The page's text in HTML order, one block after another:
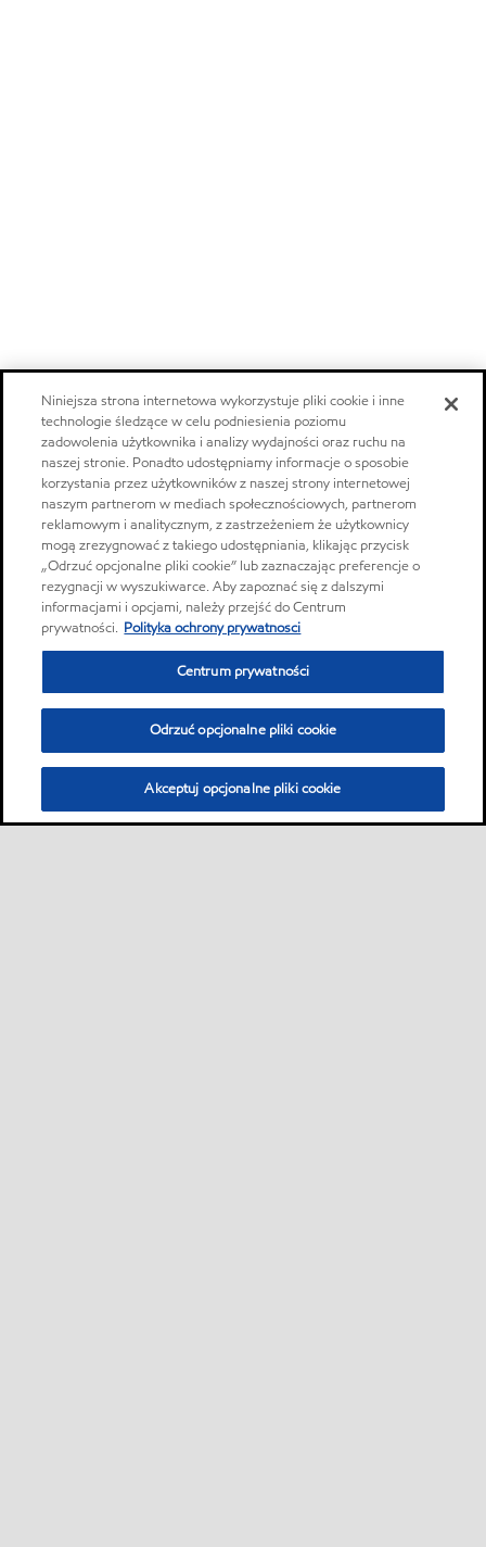
Niniejsza strona internetowa wykorzystuje pliki cookie i inne
technologie śledzące w celu podniesienia poziomu
zadowolenia użytkownika i analizy wydajności oraz ruchu na
naszej stronie. Ponadto udostępniamy informacje o sposobie
korzystania przez użytkowników z naszej strony internetowej
naszym partnerom w mediach społecznościowych, partnerom
reklamowym i analitycznym, z zastrzeżeniem że użytkownicy
mogą zrezygnować z takiego udostępniania, klikając przycisk
„Odrzuć opcjonalne pliki cookie” lub zaznaczając preferencje o
rezygnacji w wyszukiwarce. Aby zapoznać się z dalszymi
informacjami i opcjami, należy przejść do Centrum
prywatności. Polityka ochrony prywatnosci
Centrum prywatności
Odrzuć opcjonalne pliki cookie
Akceptuj opcjonalne pliki cookie